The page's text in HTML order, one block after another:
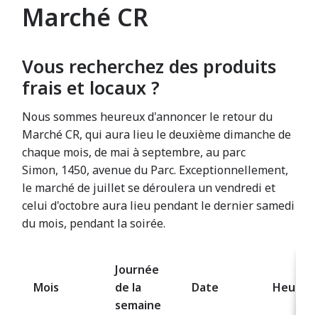
Marché CR
Vous recherchez des produits
frais et locaux ?
Nous sommes heureux d'annoncer le retour du
Marché CR, qui aura lieu le deuxième dimanche de
chaque mois, de mai à septembre, au parc
Simon, 1450, avenue du Parc. Exceptionnellement,
le marché de juillet se déroulera un vendredi et
celui d'octobre aura lieu pendant le dernier samedi
du mois, pendant la soirée.
Mois
Journée
de la
semaine
Date Heures